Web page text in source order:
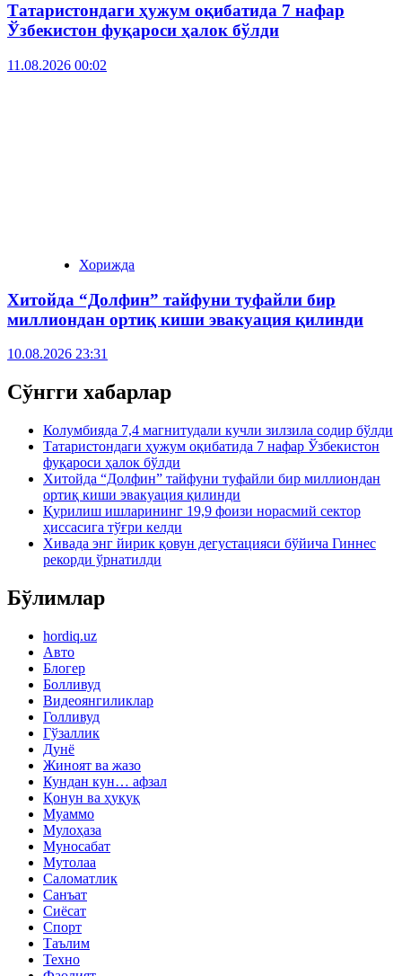
Татаристондаги ҳужум оқибатида 7 нафар
Ўзбекистон фуқароси ҳалок бўлди
11.08.2026 00:02
Хорижда
Хитойда “Долфин” тайфуни туфайли бир
миллиондан ортиқ киши эвакуация қилинди
10.08.2026 23:31
Сўнгги хабарлар
Колумбияда 7,4 магнитудали кучли зилзила содир бўлди
Татаристондаги ҳужум оқибатида 7 нафар Ўзбекистон
фуқароси ҳалок бўлди
Хитойда “Долфин” тайфуни туфайли бир миллиондан
ортиқ киши эвакуация қилинди
Қурилиш ишларининг 19,9 фоизи норасмий сектор
ҳиссасига тўғри келди
Хивада энг йирик қовун дегустацияси бўйича Гиннес
рекорди ўрнатилди
Бўлимлар
hordiq.uz
Авто
Блогер
Болливуд
Видеоянгиликлар
Голливуд
Гўзаллик
Дунё
Жиноят ва жазо
Кундан кун… афзал
Қонун ва ҳуқуқ
Муаммо
Мулоҳаза
Муносабат
Мутолаа
Саломатлик
Санъат
Сиёсат
Спорт
Таълим
Техно